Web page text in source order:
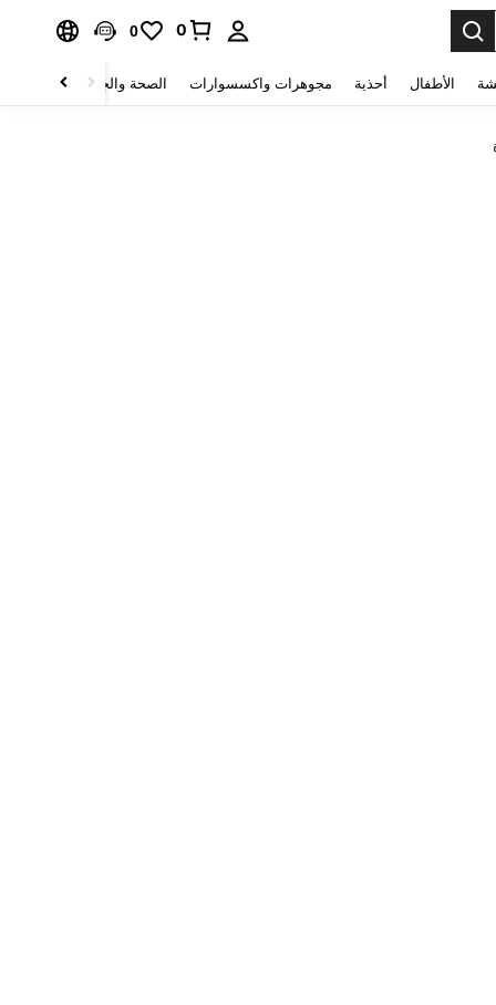
0
0
الأطفال أحذية مجوهرات واكسسوارات الصحة والجمال